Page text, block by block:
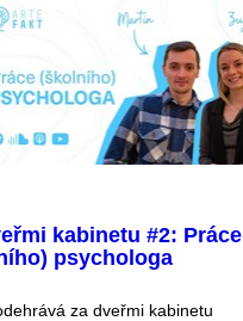
kabinetu #2: Práce
psychologa
za dveřmi kabinetu